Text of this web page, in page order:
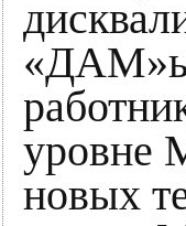
«ДАМ»ы
уровне
новых